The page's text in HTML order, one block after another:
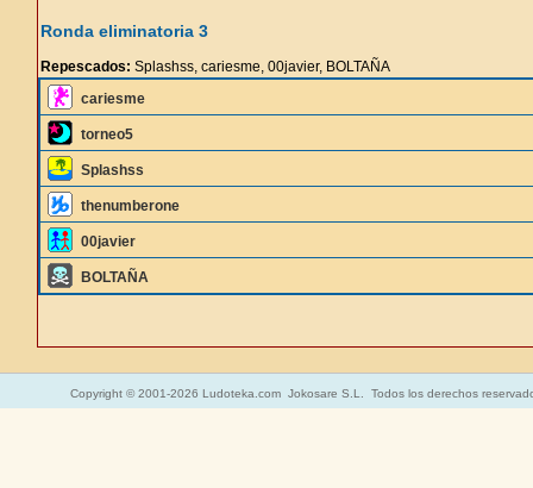
Ronda eliminatoria 3
Repescados: Splashss, cariesme, 00javier, BOLTAÑA
cariesme
torneo5
Splashss
thenumberone
00javier
BOLTAÑA
Copyright © 2001-2026 Ludoteka.com Jokosare S.L. Todos los derechos